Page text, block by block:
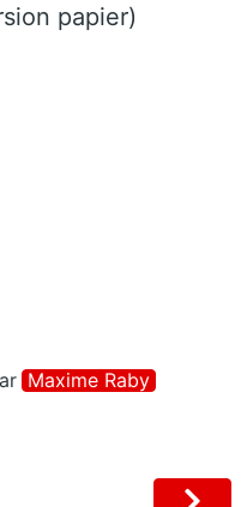
papier)
Maxime Raby